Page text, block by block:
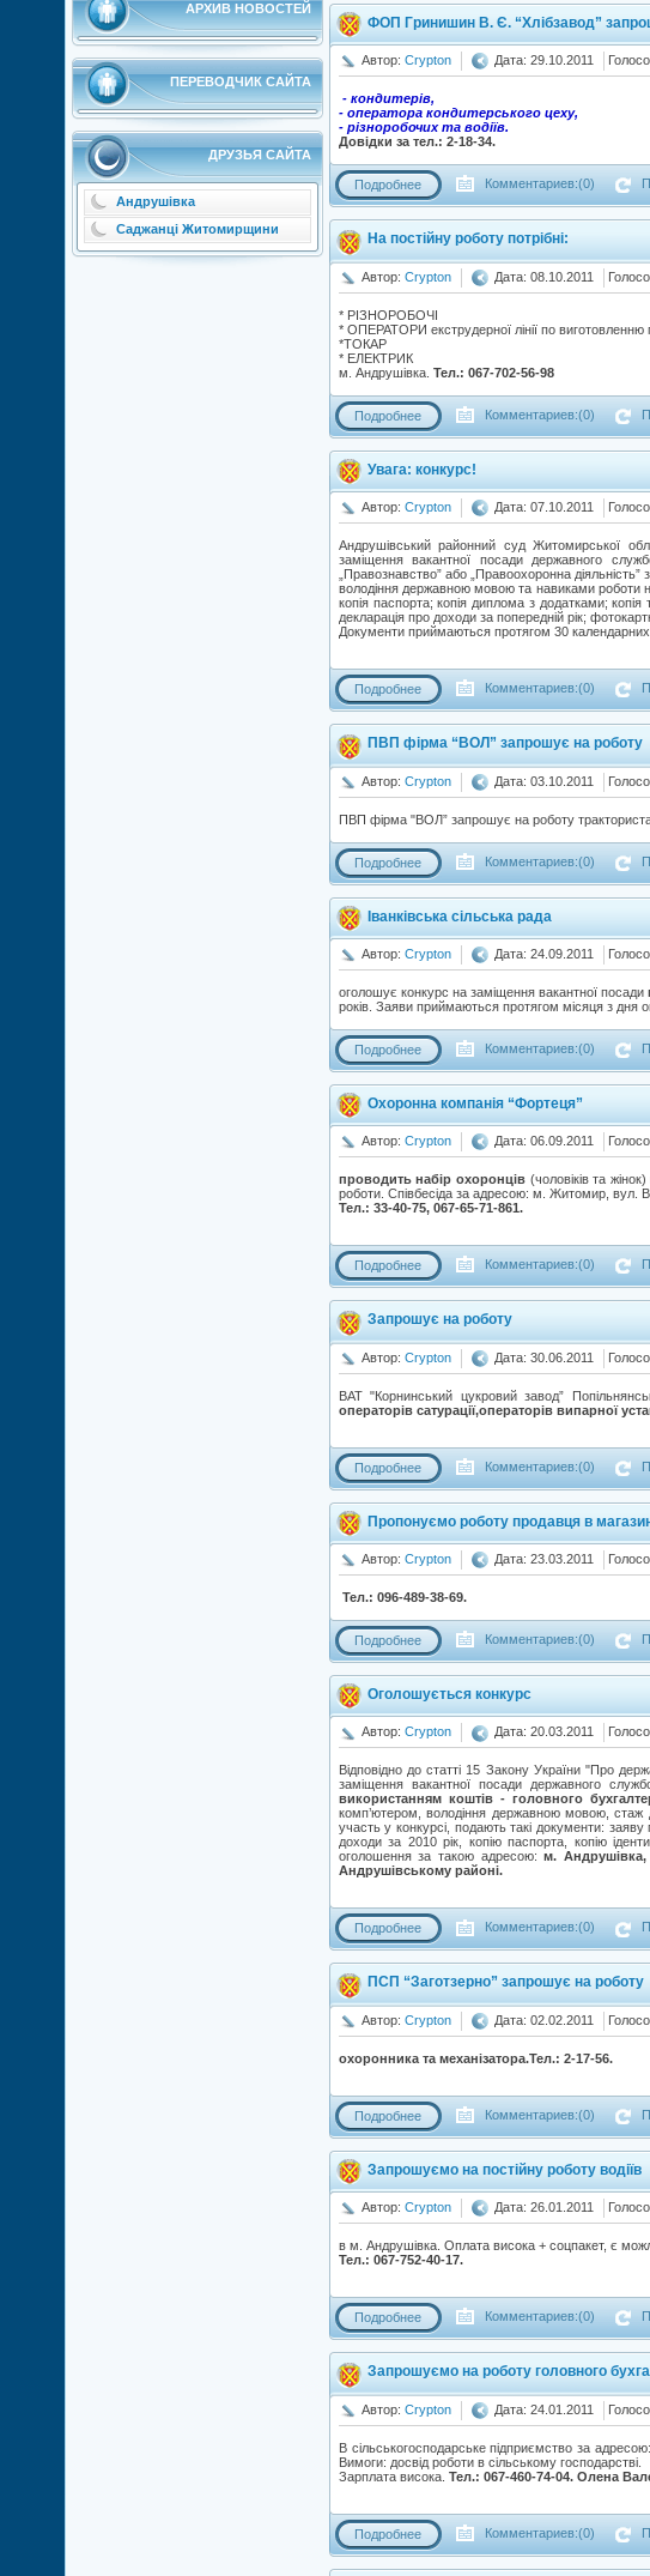
АРХИВ НОВОСТЕЙ
ПЕРЕВОДЧИК САЙТА
ДРУЗЬЯ САЙТА
Андрушівка
Саджанці Житомирщини
ФОП Гринишин В. Є. “Хлібзавод”
Автор: Crypton Дата: 29.10.2011
- кондитерів,
- оператора кондитерського цеху,
- різноробочих та водіїв.
Довідки за тел.: 2-18-34.
Подробнее Комментариев:(0)
На постійну роботу потрібні:
Автор: Crypton Дата: 08.10.2011
* РІЗНОРОБОЧІ
* ОПЕРАТОРИ екструдерної лінії по виготовленню
*ТОКАР
* ЕЛЕКТРИК
м. Андрушівка. Тел.: 067-702-56-98
Подробнее Комментариев:(0)
Увага: конкурс!
Автор: Crypton Дата: 07.10.2011
Андрушівський районний суд Житомирської
заміщення вакантної посади державного
„Правознавство” або „Правоохоронна
володіння державною мовою та навиками роботи
копія паспорта; копія диплома з додатками;
декларація про доходи за попередній рік;
Документи приймаються протягом 30 календарних
Подробнее Комментариев:(0)
ПВП фірма “ВОЛ” запрошує на роботу
Автор: Crypton Дата: 03.10.2011
ПВП фірма "ВОЛ” запрошує на роботу тракториста
Подробнее Комментариев:(0)
Іванківська сільська рада
Автор: Crypton Дата: 24.09.2011
оголошує конкурс на заміщення вакантної посади
років. Заяви приймаються протягом місяця з дня
Подробнее Комментариев:(0)
Охоронна компанія “Фортеця”
Автор: Crypton Дата: 06.09.2011
проводить набір охоронців(чоловіків та
роботи. Співбесіда за адресою: м. Житомир, вул.
Тел.: 33-40-75, 067-65-71-861.
Подробнее Комментариев:(0)
Запрошує на роботу
Автор: Crypton Дата: 30.06.2011
ВАТ "Корнинський цукровий завод”
операторів сатурації,операторів випарної
Подробнее Комментариев:(0)
Пропонуємо роботу продавця в
Автор: Crypton Дата: 23.03.2011
Тел.: 096-489-38-69.
Подробнее Комментариев:(0)
Оголошується конкурс
Автор: Crypton Дата: 20.03.2011
Відповідно до статті 15 Закону України "Про
заміщення вакантної посади державного
використанням коштів - головного
комп’ютером, володіння державною мовою, стаж
участь у конкурсі, подають такі документи:
доходи за 2010 рік, копію паспорта, копію
оголошення за такою адресою:м.
Андрушівському районі.
Подробнее Комментариев:(0)
ПСП “Заготзерно” запрошує на роботу
Автор: Crypton Дата: 02.02.2011
охоронника та механізатора.Тел.: 2-17-56.
Подробнее Комментариев:(0)
Запрошуємо на постійну роботу водіїв
Автор: Crypton Дата: 26.01.2011
в м. Андрушівка. Оплата висока + соцпакет, є
Тел.: 067-752-40-17.
Подробнее Комментариев:(0)
Запрошуємо на роботу головного
Автор: Crypton Дата: 24.01.2011
В сільськогосподарське підприємство за
Вимоги: досвід роботи в сільському господарстві.
Зарплата висока. Тел.: 067-460-74-04. Олена
Подробнее Комментариев:(0)